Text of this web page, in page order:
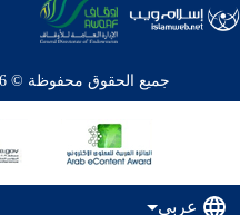
جميع الحقوق محفوظة © 2026 - 1998 لشبكة إسلام ويب
عربي